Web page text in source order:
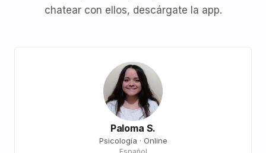
chatear con ellos, descárgate la app.
Paloma S.
Psicología · Online